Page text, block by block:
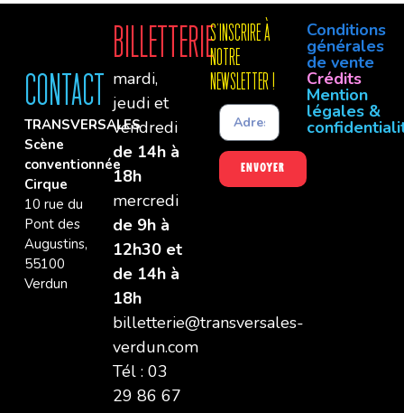
Contact
TRANSVERSALES
Scène
conventionnée
Cirque
10 rue du
Pont des
Augustins,
55100
Verdun
Billetterie
mardi,
jeudi et
vendredi
de 14h à
18h
mercredi
de 9h à
12h30 et
de 14h à
18h
billetterie@transversales-
verdun.com
Tél : 03
29 86 67
S'INSCRIre à
notre
newsletter !
Envoyer
Conditions
générales
de vente
Crédits
Mention
légales &